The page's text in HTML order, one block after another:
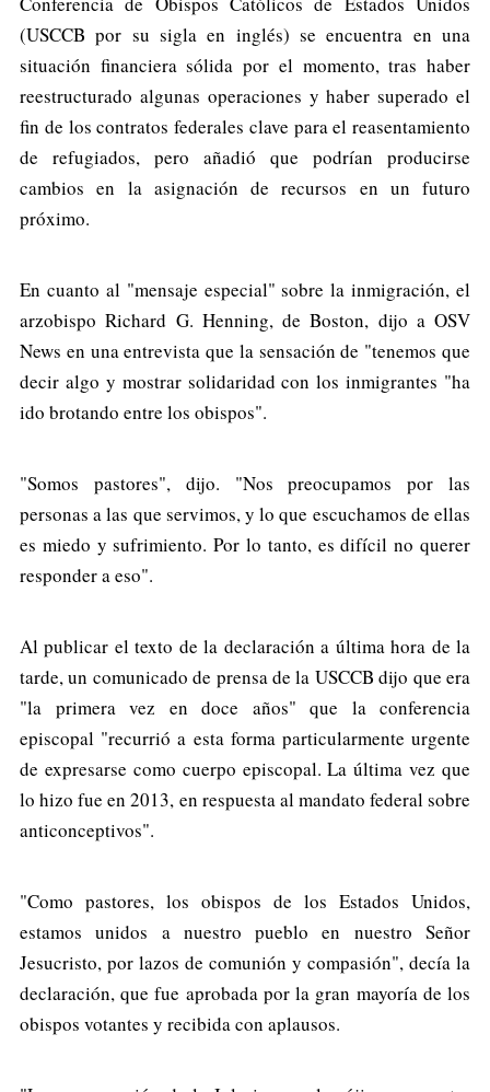
(USCCB por su sigla en inglés) se encuentra en una
situación financiera sólida por el momento, tras haber
reestructurado algunas operaciones y haber superado el
fin de los contratos federales clave para el reasentamiento
de refugiados, pero añadió que podrían producirse
cambios en la asignación de recursos en un futuro
próximo.
En cuanto al "mensaje especial" sobre la inmigración, el
arzobispo Richard G. Henning, de Boston, dijo a OSV
News en una entrevista que la sensación de "tenemos que
decir algo y mostrar solidaridad con los inmigrantes "ha
ido brotando entre los obispos".
"Somos pastores", dijo. "Nos preocupamos por las
personas a las que servimos, y lo que escuchamos de ellas
es miedo y sufrimiento. Por lo tanto, es difícil no querer
responder a eso".
Al publicar el texto de la declaración a última hora de la
tarde, un comunicado de prensa de la USCCB dijo que era
"la primera vez en doce años" que la conferencia
episcopal "recurrió a esta forma particularmente urgente
de expresarse como cuerpo episcopal. La última vez que
lo hizo fue en 2013, en respuesta al mandato federal sobre
anticonceptivos".
"Como pastores, los obispos de los Estados Unidos,
estamos unidos a nuestro pueblo en nuestro Señor
Jesucristo, por lazos de comunión y compasión", decía la
declaración, que fue aprobada por la gran mayoría de los
obispos votantes y recibida con aplausos.